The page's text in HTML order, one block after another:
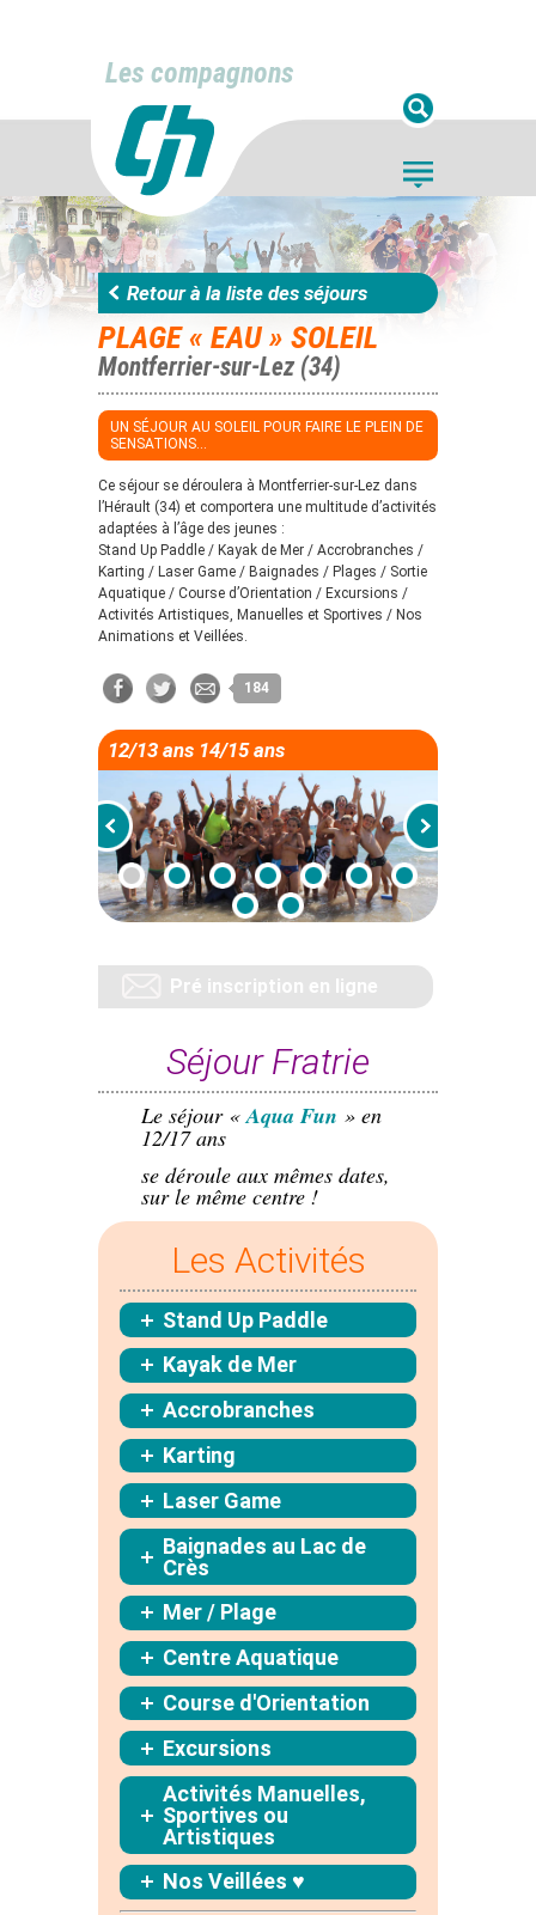
Les compagnons
Retour à la liste des séjours
PLAGE « EAU » SOLEIL
Montferrier-sur-Lez (34)
UN SÉJOUR AU SOLEIL POUR FAIRE LE PLEIN DE
SENSATIONS...
Ce séjour se déroulera à Montferrier-sur-Lez dans
l’Hérault (34) et comportera une multitude d’activités
adaptées à l’âge des jeunes :
Stand Up Paddle / Kayak de Mer / Accrobranches /
Karting / Laser Game / Baignades / Plages / Sortie
Aquatique / Course d’Orientation / Excursions /
Activités Artistiques, Manuelles et Sportives / Nos
Animations et Veillées.
184
12/13 ans 14/15 ans
Pré inscription en ligne
Séjour Fratrie
Le séjour «Aqua Fun » en
12/17 ans
se déroule aux mêmes dates,
sur le même centre !
Les Activités
Stand Up Paddle
Kayak de Mer
Accrobranches
Karting
Laser Game
Baignades au Lac de
Crès
Mer / Plage
Centre Aquatique
Course d'Orientation
Excursions
Activités Manuelles,
Sportives ou
Artistiques
Nos Veillées ♥